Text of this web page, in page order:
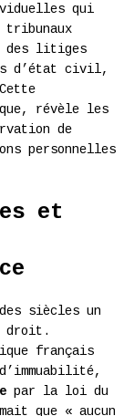
qui
tribunaux
des litiges
d’état civil,
révèle les
de
personnelles
et
siècles un
droit.
français
par la loi du
que « aucun